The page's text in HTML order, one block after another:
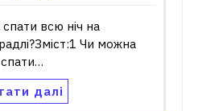
всю ніч на
Чи можна
спати…
далі